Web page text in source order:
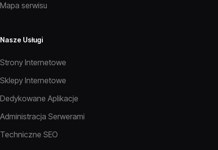
Mapa serwisu
Nasze Usługi
Strony Internetowe
Sklepy Internetowe
Dedykowane Aplikacje
Administracja Serwerami
Techniczne SEO